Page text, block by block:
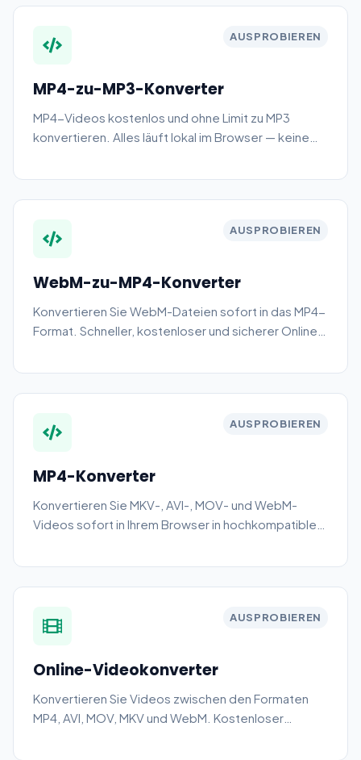
AUSPROBIEREN
MP4-zu-MP3-Konverter
MP4-Videos kostenlos und ohne Limit zu MP3
konvertieren. Alles läuft lokal im Browser — keine
AUSPROBIEREN
WebM-zu-MP4-Konverter
Konvertieren Sie WebM-Dateien sofort in das MP4-
Format. Schneller, kostenloser und sicherer Online-
AUSPROBIEREN
MP4-Konverter
Konvertieren Sie MKV-, AVI-, MOV- und WebM-
Videos sofort in Ihrem Browser in hochkompatible
AUSPROBIEREN
Online-Videokonverter
Konvertieren Sie Videos zwischen den Formaten
MP4, AVI, MOV, MKV und WebM. Kostenloser